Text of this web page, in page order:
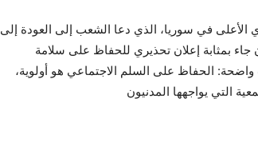
في سوريا، الذي دعا الشعب إلى العودة إلى
جاء بمثابة إعلان تحذيري للحفاظ على سلامة
الحفاظ على السلم الاجتماعي هو أولوية،